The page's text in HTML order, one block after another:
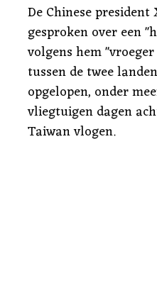
De Chinese
gesproken over een
volgens hem
tussen de twee
opgelopen, onder
vliegtuigen dagen
Taiwan vlogen.